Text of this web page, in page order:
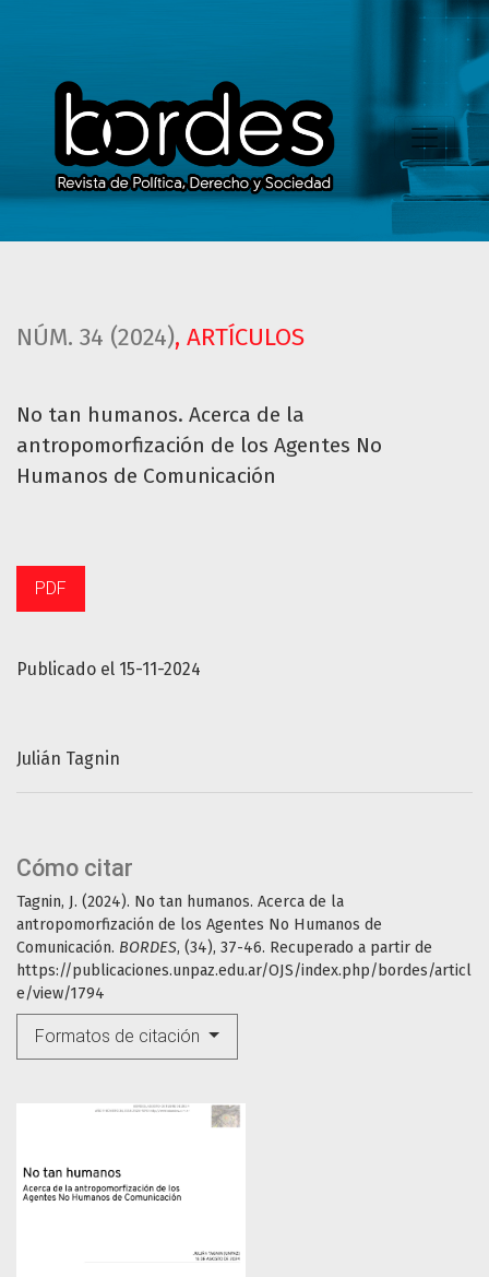
No tan humanos. Acerca de la antropomorfización de los
NÚM. 34 (2024), ARTÍCULOS
No tan humanos. Acerca de la
antropomorfización de los Agentes No
Humanos de Comunicación
Publicado el 15-11-2024
PDF
Cómo citar
Tagnin, J. (2024). No tan humanos. Acerca de la
antropomorfización de los Agentes No Humanos de
Comunicación. BORDES, (34), 37-46. Recuperado a partir de
https://publicaciones.unpaz.edu.ar/OJS/index.php/bordes/articl
e/view/1794
Formatos de citación
Julián Tagnin